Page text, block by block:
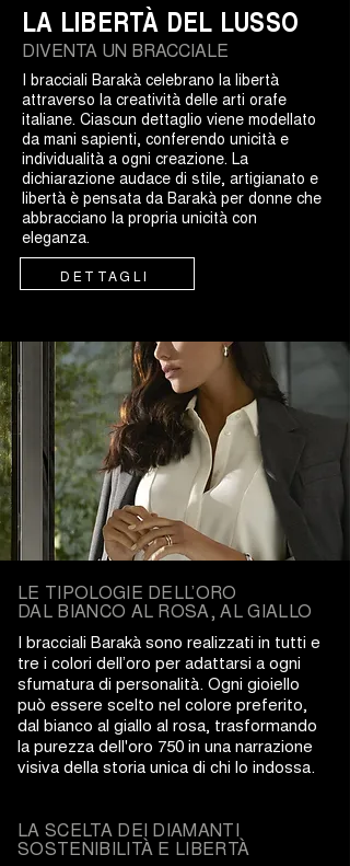
LA LIBERTÀ DEL LUSSO
DIVENTA UN BRACCIALE
I bracciali Barakà celebrano la libertà
attraverso la creatività delle arti orafe
italiane. Ciascun dettaglio viene modellato
da mani sapienti, conferendo unicità e
individualità a ogni creazione. La
dichiarazione audace di stile, artigianato e
libertà è pensata da Barakà per donne che
abbracciano la propria unicità con
eleganza.
DETTAGLI
LE TIPOLOGIE DELL’ORO
DAL BIANCO AL ROSA, AL GIALLO
I bracciali Barakà sono realizzati in tutti e
tre i colori dell’oro per adattarsi a ogni
sfumatura di personalità. Ogni gioiello
può essere scelto nel colore preferito,
dal bianco al giallo al rosa, trasformando
la purezza dell'oro 750 in una narrazione
visiva della storia unica di chi lo indossa.
LA SCELTA DEI DIAMANTI
SOSTENIBILITÀ E LIBERTÀ